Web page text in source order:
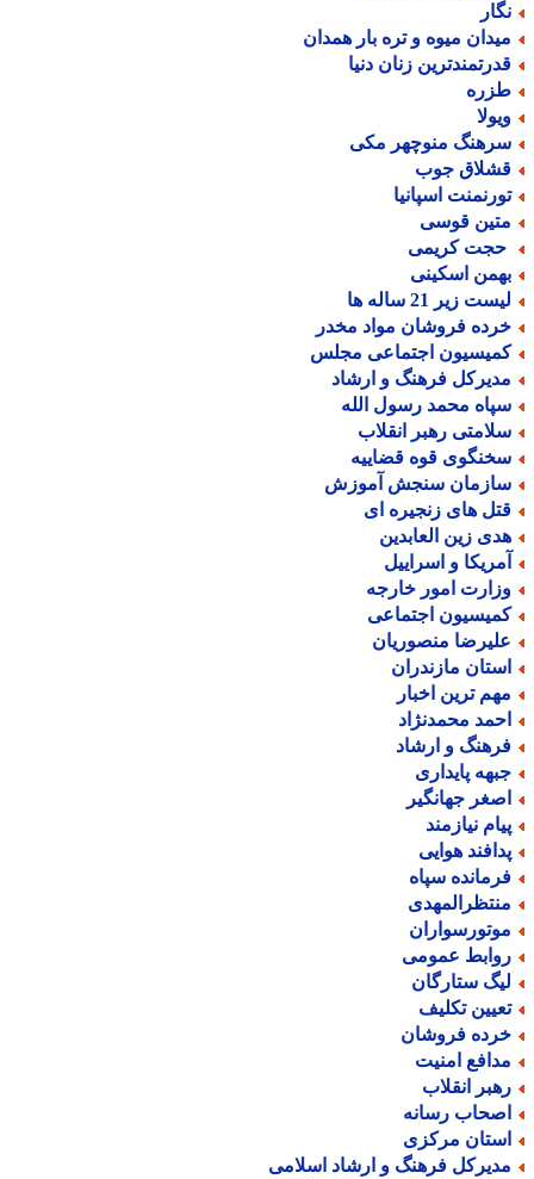
میوه و تره بار همدان
زنان دنیا
منوچهر مکی
جوب
اسپانیا
قوسی
کریمی
اسکینی
زیر 21 ساله ها
فروشان مواد مخدر
اجتماعی مجلس
فرهنگ و ارشاد
محمد رسول الله
رهبر انقلاب
قوه قضاییه
سنجش آموزش
های زنجیره ای
زین العابدین
و اسراییل
امور خارجه
اجتماعی
منصوریان
مازندران
ترین اخبار
محمدنژاد
و ارشاد
پایداری
جهانگیر
نیازمند
هوایی
سپاه
عمومی
ستارگان
تکلیف
فروشان
امنیت
انقلاب
رسانه
مرکزی
فرهنگ و ارشاد اسلامی